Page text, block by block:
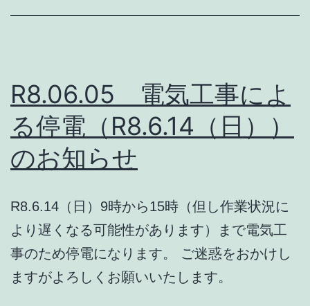
R8.06.05 電気工事によ
る停電（R8.6.14（日））
のお知らせ
R8.6.14（日）9時から15時（但し作業状況に
より遅くなる可能性があります）まで電気工
事のため停電になります。 ご迷惑をおかけし
ますがよろしくお願いいたします。